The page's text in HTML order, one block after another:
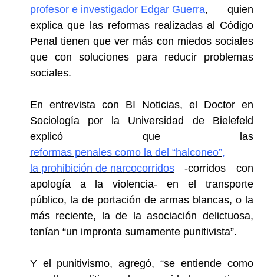
profesor e investigador Edgar Guerra, quien
explica que las reformas realizadas al Código
Penal tienen que ver más con miedos sociales
que con soluciones para reducir problemas
sociales.
En entrevista con BI Noticias, el Doctor en
Sociología por la Universidad de Bielefeld
explicó que las
reformas penales como la del “halconeo”,
la prohibición de narcocorridos-corridos con
apología a la violencia- en el transporte
público, la de portación de armas blancas, o la
más reciente, la de la asociación delictuosa,
tenían “un impronta sumamente punitivista”.
Y el punitivismo, agregó,“se entiende como